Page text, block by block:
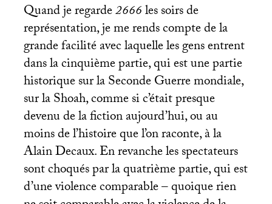
Quand je regarde2666les soirs de
représentation, je me rends compte de la
grande facilité avec laquelle les gens entrent
dans la cinquième partie, qui est une partie
historique sur la Seconde Guerre mondiale,
sur la Shoah, comme si c’était presque
devenu de la fiction aujourd’hui, ou au
moins de l’histoire que l’on raconte, à la
Alain Decaux. En revanche les spectateurs
sont choqués par la quatrième partie, qui est
d’une violence comparable – quoique rien